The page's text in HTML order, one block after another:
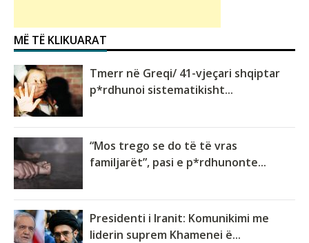
MË TË KLIKUARAT
Tmerr në Greqi/ 41-vjeçari shqiptar
p*rdhunoi sistematikisht...
“Mos trego se do të të vras
familjarët”, pasi e p*rdhunonte...
Presidenti i Iranit: Komunikimi me
liderin suprem Khamenei ë...